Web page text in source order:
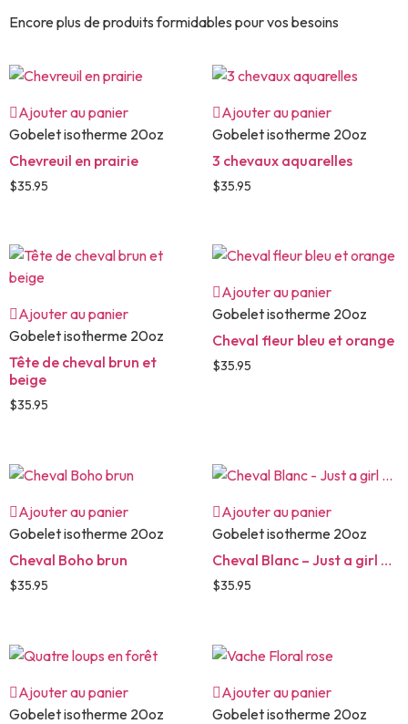
Encore plus de produits formidables pour vos besoins
Ajouter au panier
Gobelet isotherme 20oz
Chevreuil en prairie
$35.95
Ajouter au panier
Gobelet isotherme 20oz
3 chevaux aquarelles
$35.95
Ajouter au panier
Gobelet isotherme 20oz
Tête de cheval brun et
beige
$35.95
Ajouter au panier
Gobelet isotherme 20oz
Cheval fleur bleu et orange
$35.95
Ajouter au panier
Gobelet isotherme 20oz
Cheval Boho brun
$35.95
Ajouter au panier
Gobelet isotherme 20oz
Cheval Blanc – Just a girl …
$35.95
Ajouter au panier
Gobelet isotherme 20oz
Ajouter au panier
Gobelet isotherme 20oz